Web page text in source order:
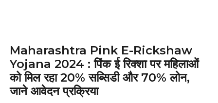
Maharashtra Pink E-Rickshaw
Yojana 2024 : पिंक ई रिक्शा पर महिलाओं
को मिल रहा 20% सब्सिडी और 70% लोन,
जाने आवेदन प्रक्रिया